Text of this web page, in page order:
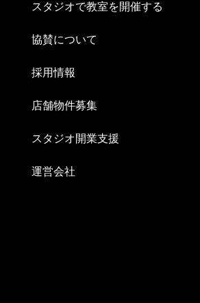
スタジオで教室を開催する
協賛について
採用情報
店舗物件募集
スタジオ開業支援
運営会社